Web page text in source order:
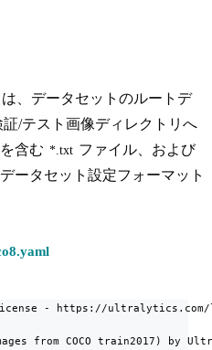
、データセットのルートデ
/テスト画像ディレクトリへ
含む *.txt ファイル、および
ータセット設定フォーマット
- https://ultralytics.com/
from COCO train2017) by